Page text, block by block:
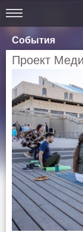
События
Проект